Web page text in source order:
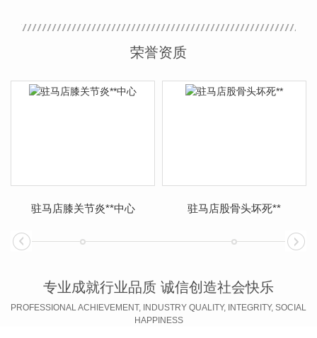
荣誉资质
驻马店膝关节炎**中心 驻马店股骨头坏死**
专业成就行业品质 诚信创造社会快乐
PROFESSIONAL ACHIEVEMENT, INDUSTRY QUALITY, INTEGRITY, SOCIAL
HAPPINESS